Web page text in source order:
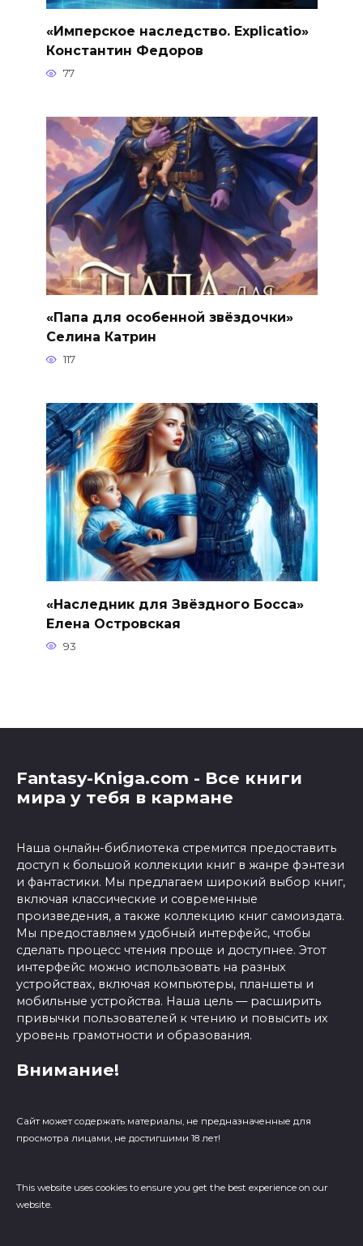
«Имперское наследство. Explicatio»
Константин Федоров
77
«Папа для особенной звёздочки»
Селина Катрин
117
«Наследник для Звёздного Босса»
Елена Островская
93
Fantasy-Kniga.com - Все книги
мира у тебя в кармане
Наша онлайн-библиотека стремится предоставить
доступ к большой коллекции книг в жанре фэнтези
и фантастики. Мы предлагаем широкий выбор книг,
включая классические и современные
произведения, а также коллекцию книг самоиздата.
Мы предоставляем удобный интерфейс, чтобы
сделать процесс чтения проще и доступнее. Этот
интерфейс можно использовать на разных
устройствах, включая компьютеры, планшеты и
мобильные устройства. Наша цель — расширить
привычки пользователей к чтению и повысить их
уровень грамотности и образования.
Внимание!
Сайт может содержать материалы, не предназначенные для
просмотра лицами, не достигшими 18 лет!
This website uses cookies to ensure you get the best experience on our
website.